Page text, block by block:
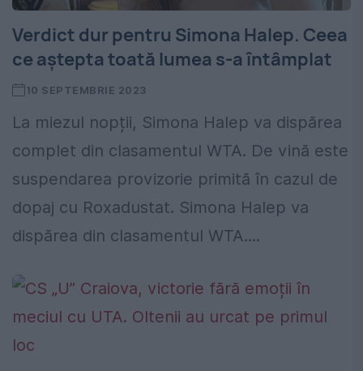
Verdict dur pentru Simona Halep. Ceea
ce aștepta toată lumea s-a întâmplat
10 SEPTEMBRIE 2023
La miezul nopții, Simona Halep va dispărea
complet din clasamentul WTA. De vină este
suspendarea provizorie primită în cazul de
dopaj cu Roxadustat. Simona Halep va
dispărea din clasamentul WTA....